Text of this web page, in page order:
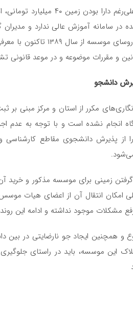
علاوه بر این موضوعات،
در سامانه آموزش عالی ندارد و
شده‌اند و فرآیند
و مقررات موضوعه و در موعد قانونی
دانشجو
انجام نشده است و با توجه به عدم
را از پذیرش دانشجوی مقاطع
گرفتن زمینی برای موسسه مذکور و
امکان انتقال آن از اعضای هیات
موجود نداشته و ادامه این روند
همچنین ایجاد جو نارضایتی در بین
این موسسه، باید در راستای